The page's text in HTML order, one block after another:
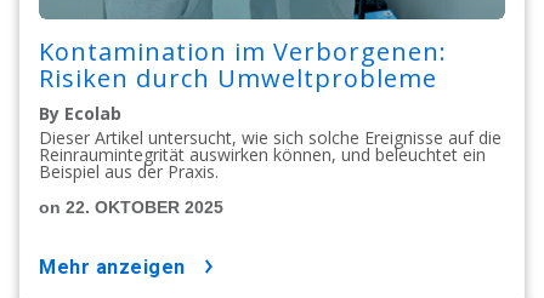
Kontamination im Verborgenen:
Risiken durch Umweltprobleme
By Ecolab
Dieser Artikel untersucht, wie sich solche Ereignisse auf die
Reinraumintegrität auswirken können, und beleuchtet ein
Beispiel aus der Praxis.
on 22. OKTOBER 2025
mehr anzeigen